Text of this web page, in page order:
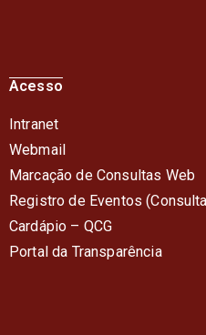
Acesso
Intranet
Webmail
Marcação de Consultas Web
Registro de Eventos
Cardápio – QCG
Portal da Transparência